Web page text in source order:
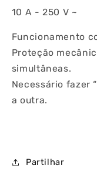
10 A - 250 V ~
Funcionamento
Proteção
simultâneas.
Necessário fazer
a outra.
Partilhar